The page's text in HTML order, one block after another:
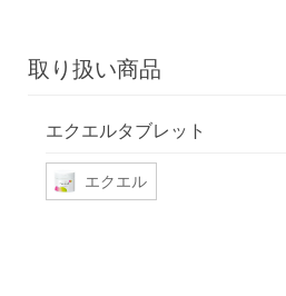
取り扱い商品
エクエルタブレット
エクエル